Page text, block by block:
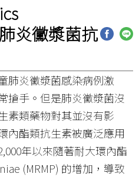
炎黴漿菌抗
肺炎黴漿菌感染病例激
搶手。但是肺炎黴漿菌沒
素類藥物對其並沒有影
內酯類抗生素被廣泛應用
年以來隨著耐大環內酯
(MRMP) 的增加，導致